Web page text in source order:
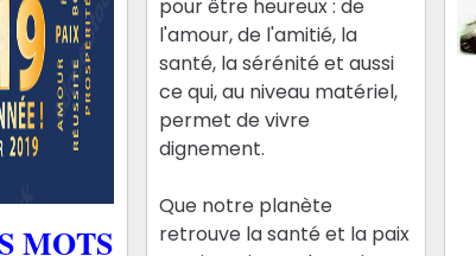
MOTS
pour être heureux : de
l'amour, de l'amitié, la
santé, la sérénité et aussi
ce qui, au niveau matériel,
permet de vivre
dignement.
Que notre planète
retrouve la santé et la paix